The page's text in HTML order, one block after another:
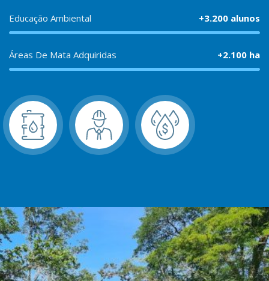
Educação Ambiental +3.200 alunos
Áreas De Mata Adquiridas +2.100 ha